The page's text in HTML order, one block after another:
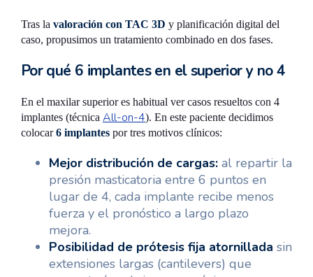
Tras la valoración con TAC 3D y planificación digital del
caso, propusimos un tratamiento combinado en dos fases.
Por qué 6 implantes en el superior y no 4
En el maxilar superior es habitual ver casos resueltos con 4
implantes (técnica All-on-4). En este paciente decidimos
colocar6 implantes por tres motivos clínicos:
Mejor distribución de cargas: al repartir la
presión masticatoria entre 6 puntos en
lugar de 4, cada implante recibe menos
fuerza y el pronóstico a largo plazo
mejora.
Posibilidad de prótesis fija atornillada sin
extensiones largas (cantilevers) que